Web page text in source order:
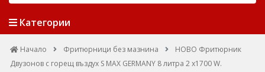
Категории
Начало Фритюрници без мазнина
НОВО Фритюрник
Двyзoнoв с горещ въздух S MAX GERMANY 8 литра 2 х1700 W.